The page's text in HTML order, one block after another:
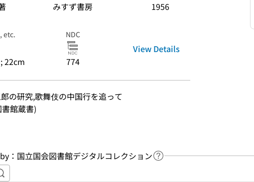
みすず書房 1956
etc.
22cm
NDC
774
View Details
の研究,歌舞伎の中国行を追って
館蔵書)
：国立国会図書館デジタルコレクション Link to Help Page
Perform keyword search of the table of contents